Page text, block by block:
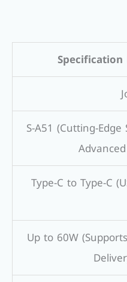
Specification
S-A51 (Cutting-
Type-C to Type-C
Up to 60W